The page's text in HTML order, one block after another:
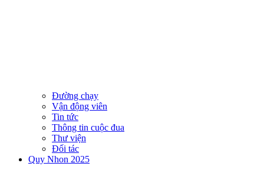
Đường chạy
Vận động viên
Tin tức
Thông tin cuộc đua
Thư viện
Đối tác
Quy Nhon 2025